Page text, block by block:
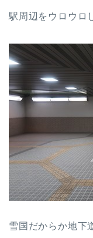
駅周辺をウロウロ
雪国だからか地下